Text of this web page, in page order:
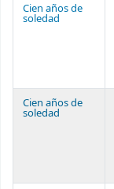
Cien años de
soledad
Cien años de
soledad